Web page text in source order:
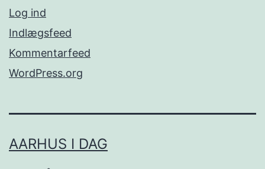
Log ind
Indlægsfeed
Kommentarfeed
WordPress.org
AARHUS I DAG